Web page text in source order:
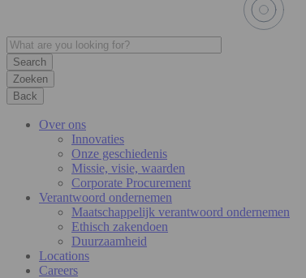
Zoeken
Back
Over ons
Innovaties
Onze geschiedenis
Missie, visie, waarden
Corporate Procurement
Verantwoord ondernemen
Maatschappelijk verantwoord ondernemen
Ethisch zakendoen
Duurzaamheid
Locations
Careers